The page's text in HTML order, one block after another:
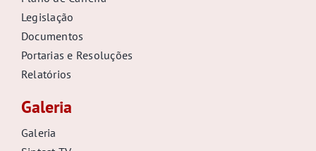
Legislação
Documentos
Portarias e Resoluções
Relatórios
Galeria
Galeria